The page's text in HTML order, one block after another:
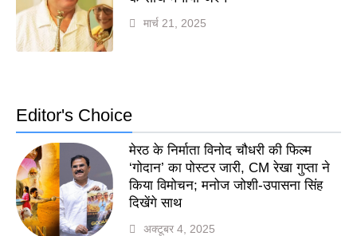
मार्च 21, 2025
Editor's Choice
मेरठ के निर्माता विनोद चौधरी की फिल्म
‘गोदान’ का पोस्टर जारी, CM रेखा गुप्ता ने
किया विमोचन; मनोज जोशी-उपासना सिंह
दिखेंगे साथ
अक्टूबर 4, 2025